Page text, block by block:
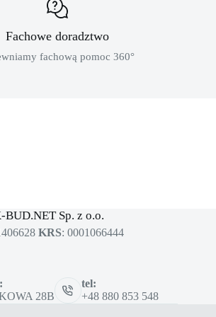
Fachowe doradztwo
fachową pomoc 360°
BUD.NET Sp. z o.o.
KRS: 0001066444
28B
tel:
+48 880 853 548